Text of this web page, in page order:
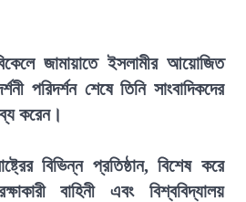
জামায়াতে ইসলামীর আয়োজিত
পরিদর্শন শেষে তিনি সাংবাদিকদের
করেন।
বিভিন্ন প্রতিষ্ঠান, বিশেষ করে
বাহিনী এবং বিশ্ববিদ্যালয়